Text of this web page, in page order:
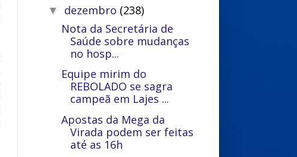
▼ dezembro (238)
Nota da Secretária de
Saúde sobre mudanças
no hosp...
Equipe mirim do
REBOLADO se sagra
campeã em Lajes ...
Apostas da Mega da
Virada podem ser feitas
até as 16h